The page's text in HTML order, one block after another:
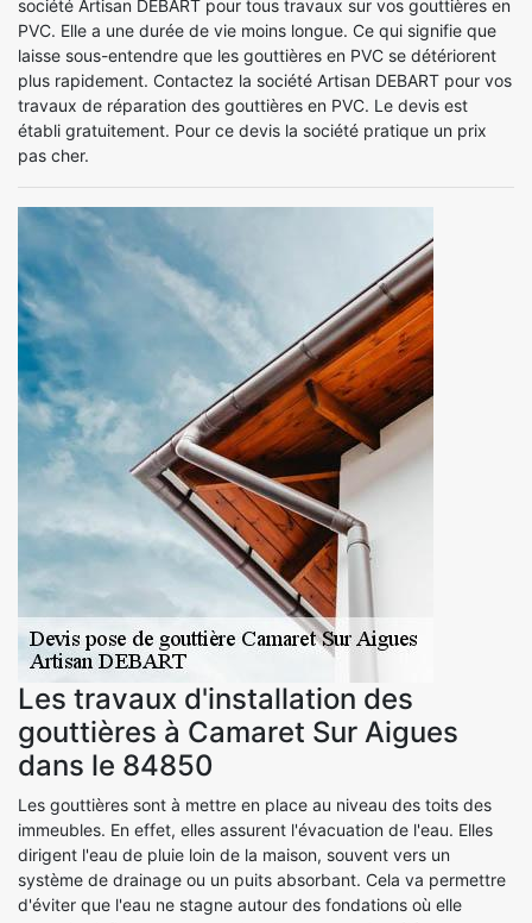
société Artisan DEBART pour tous travaux sur vos gouttières en
PVC. Elle a une durée de vie moins longue. Ce qui signifie que
laisse sous-entendre que les gouttières en PVC se détériorent
plus rapidement. Contactez la société Artisan DEBART pour vos
travaux de réparation des gouttières en PVC. Le devis est
établi gratuitement. Pour ce devis la société pratique un prix
pas cher.
Les travaux d'installation des
gouttières à Camaret Sur Aigues
dans le 84850
Les gouttières sont à mettre en place au niveau des toits des
immeubles. En effet, elles assurent l'évacuation de l'eau. Elles
dirigent l'eau de pluie loin de la maison, souvent vers un
système de drainage ou un puits absorbant. Cela va permettre
d'éviter que l'eau ne stagne autour des fondations où elle